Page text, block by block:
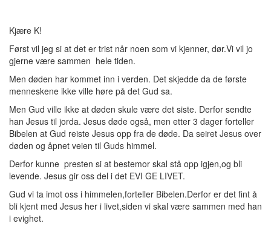
Kjære K!
Først vil jeg si at det er trist når noen som vi kjenner, dør.Vi vil jo
gjerne være sammen hele tiden.
Men døden har kommet inn i verden. Det skjedde da de første
menneskene ikke ville høre på det Gud sa.
Men Gud ville ikke at døden skule være det siste. Derfor sendte
han Jesus til jorda. Jesus døde også, men etter 3 dager forteller
Bibelen at Gud reiste Jesus opp fra de døde. Da seiret Jesus over
døden og åpnet veien til Guds himmel.
Derfor kunne presten si at bestemor skal stå opp igjen,og bli
levende. Jesus gir oss del i det EVI GE LIVET.
Gud vi ta imot oss i himmelen,forteller Bibelen.Derfor er det fint å
bli kjent med Jesus her i livet,siden vi skal være sammen med han
i evighet.